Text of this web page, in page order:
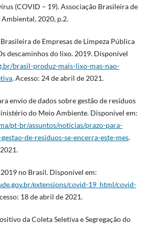
(COVID – 19). Associação Brasileira de
2020, p.2.
de Empresas de Limpeza Pública
descaminhos do lixo. 2019. Disponível
brasil-produz-mais-lixo-mas-nao-
. Acesso: 24 de abril de 2021.
envio de dados sobre gestão de resíduos
do Meio Ambiente. Disponível em:
pt-br/assuntos/noticias/prazo-para-
de-residuos-se-encerra-este-mes.
no Brasil. Disponível em:
extensions/covid-19_html/covid-
18 de abril de 2021.
da Coleta Seletiva e Segregação do